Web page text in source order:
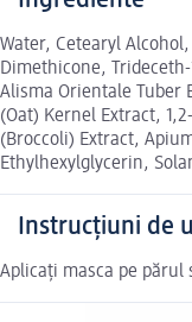
Water, Cetearyl
Dimethicone,
Alisma Orientale Tuber
(Oat) Kernel Extract,
(Broccoli) Extract,
Ethylhexylglycerin,
Instrucțiuni de
Aplicați masca pe